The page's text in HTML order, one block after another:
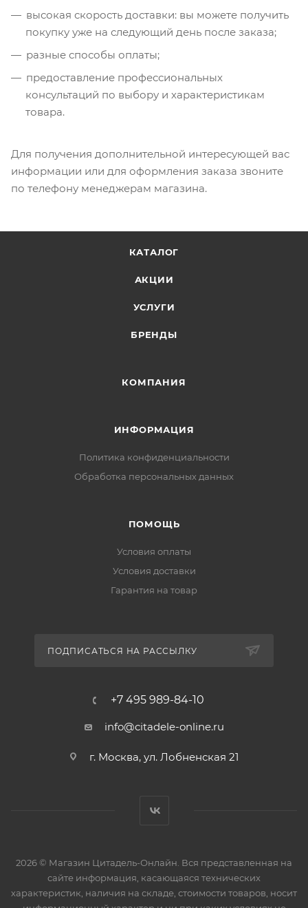
высокая скорость доставки: вы можете получить
покупку уже на следующий день после заказа;
разные способы оплаты;
предоставление профессиональных
консультаций по выбору и характеристикам
товара.
Для получения дополнительной интересующей вас
информации или для оформления заказа звоните
по телефону менеджерам магазина.
КАТАЛОГ
АКЦИИ
УСЛУГИ
БРЕНДЫ
КОМПАНИЯ
ИНФОРМАЦИЯ
Политика конфиденциальности
Обработка персональных данных
ПОМОЩЬ
Условия оплаты
Условия доставки
Гарантия на товар
ПОДПИСАТЬСЯ НА РАССЫЛКУ
+7 495 989-84-10
info@citadele-online.ru
г. Москва, ул. Лобненская 21
2026 © Магазин Цитадель-Онлайн. Вся представленная на
сайте информация, касающаяся технических
характеристик, наличия на складе, стоимости товаров, носит